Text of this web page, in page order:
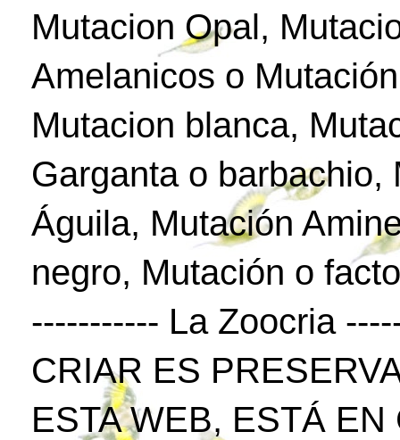
Mutacion Opal,
Amelanicos o
Mutacion blanca,
Garganta o
Águila, Mutación
negro, Mutación o
----------- La Zoocria
CRIAR ES
ESTA WEB, ESTÁ